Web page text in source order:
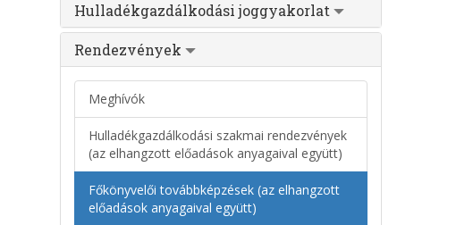
Hulladékgazdálkodási joggyakorlat
Rendezvények
Meghívók
Hulladékgazdálkodási szakmai rendezvények
(az elhangzott előadások anyagaival együtt)
Főkönyvelői továbbképzések (az elhangzott
előadások anyagaival együtt)